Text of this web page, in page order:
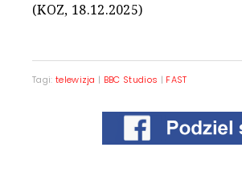
(KOZ, 18.12.2025)
Tagi: telewizja | BBC Studios | FAST